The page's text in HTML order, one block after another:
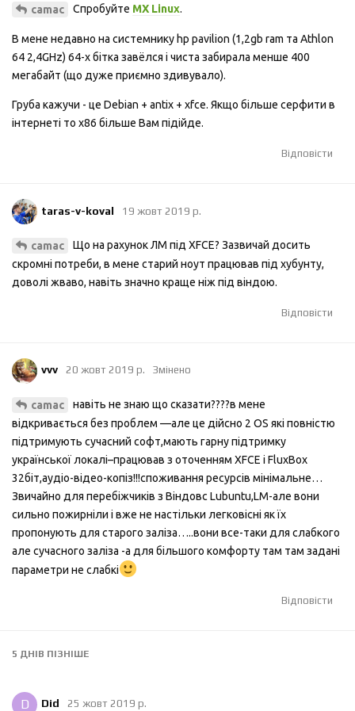
camac Спробуйте MX Linux.
В мене недавно на системнику hp pavilion (1,2gb ram та Athlon
64 2,4GHz) 64-х бітка завёлся і чиста забирала менше 400
мегабайт (що дуже приємно здивувало).
Груба кажучи - це Debian + antix + xfce. Якщо більше серфити в
інтернеті то x86 більше Вам підійде.
Відповісти
taras-v-koval 19 жовт 2019 р.
camac
Що на рахунок ЛМ під XFCE? Зазвичай досить
скромні потреби, в мене старий ноут працював під хубунту,
доволі жваво, навіть значно краще ніж під віндою.
Відповісти
vvv 20 жовт 2019 р. Змінено
camac
навіть не знаю що сказати????в мене
відкривається без проблем —але це дійсно 2 OS які повністю
підтримують сучасний софт,мають гарну підтримку
української локалі–працював з оточенням XFCE і FluxBox
32біт,аудіо-відео-копіз!!!споживання ресурсів мінімальне…
Звичайно для перебіжчиків з Віндовс Lubuntu,LM-але вони
сильно пожирніли і вже не настільки легковісні як їх
пропонують для старого заліза…..вони все-таки для слабкого
але сучасного заліза -а для більшого комфорту там там задані
параметри не слабкі
Відповісти
5 ДНІВ ПІЗНІШЕ
D Did 25 жовт 2019 р.